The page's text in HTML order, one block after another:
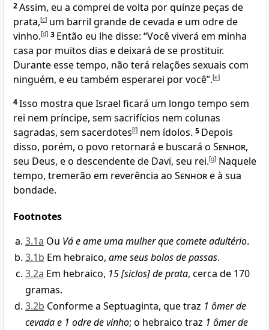
2Assim, eu a comprei de volta por quinze peças de
prata,[c] um barril grande de cevada e um odre de
vinho.[d] 3 Então eu lhe disse: “Você viverá em minha
casa por muitos dias e deixará de se prostituir.
Durante esse tempo, não terá relações sexuais com
ninguém, e eu também esperarei por você”.[e]
4Isso mostra que Israel ficará um longo tempo sem
rei nem príncipe, sem sacrifícios nem colunas
sagradas, sem sacerdotes[f] nem ídolos. 5 Depois
disso, porém, o povo retornará e buscará o Senhor,
seu Deus, e o descendente de Davi, seu rei.[g] Naquele
tempo, tremerão em reverência ao Senhore à sua
bondade.
Footnotes
3.1a Ou Vá e ame uma mulher que comete adultério.
3.1b Em hebraico, ame seus bolos de passas.
3.2a Em hebraico, 15 [siclos] de prata, cerca de 170
gramas.
3.2b Conforme a Septuaginta, que traz 1 ômer de
cevada e 1 odre de vinho; o hebraico traz 1 ômer de